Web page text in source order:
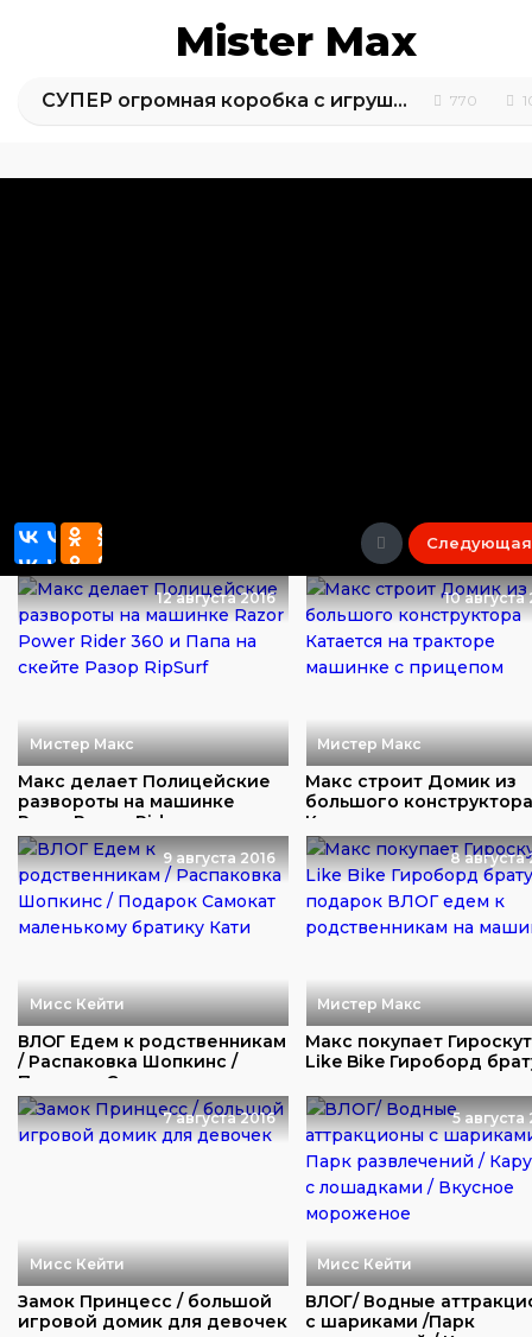
Mister Max
СУПЕР огромная коробка с игрушками Свинка Пеппа / Обзор игрушек 770
Следующая
12 августа 2016
Мистер Макс
Макс делает Полицейские
развороты на машинке
Razor Power Rid...
10 августа
Мистер Макс
Макс строит Домик из
большого
Катается на тракт...
9 августа 2016
Мисс Кейти
ВЛОГ Едем к родственникам
/ Распаковка Шопкинс /
Подарок Сам...
8 августа
Мистер Макс
Макс покупает
Like Bike Гироборд
7 августа 2016
Мисс Кейти
Замок Принцесс / большой
игровой домик для девочек
5 августа
Мисс Кейти
ВЛОГ/ Водные
с шариками /Парк